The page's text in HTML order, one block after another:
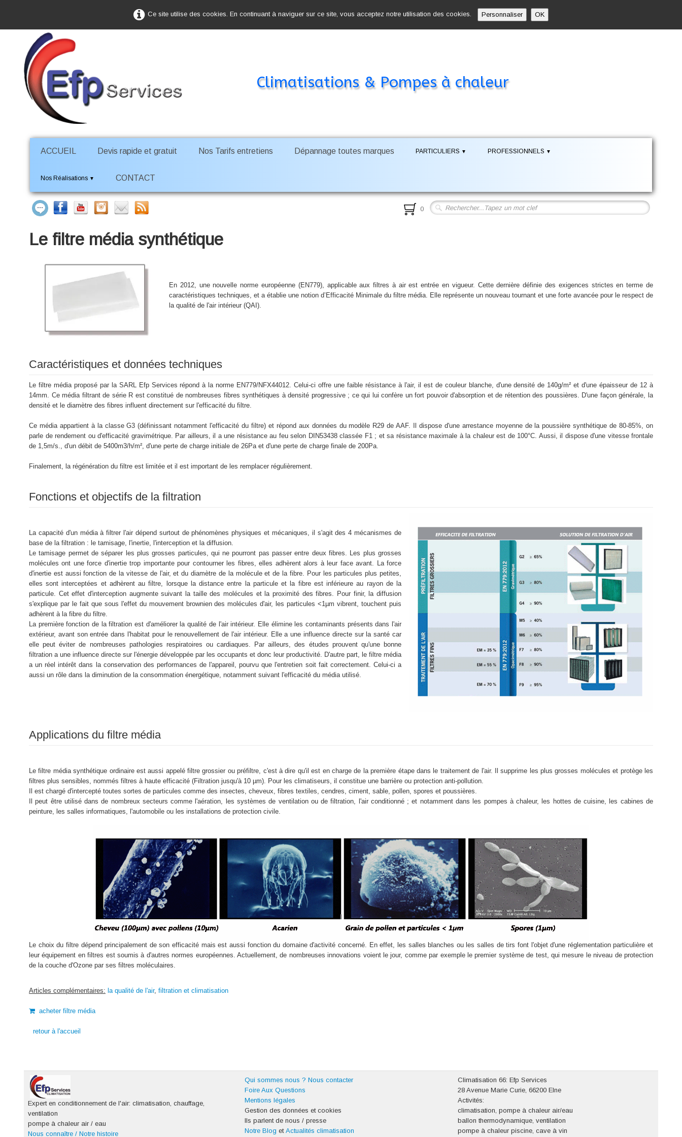
Ce site utilise des cookies. En continuant à naviguer sur ce site, vous acceptez notre utilisation des cookies. Personnaliser OK
Climatisations & Pompes à chaleur
ACCUEIL Devis rapide et gratuit Nos Tarifs entretiens Dépannage toutes marques PARTICULIERS ▼ PROFESSIONNELS ▼
Nos Réalisations ▼ CONTACT
0
Le filtre média synthétique
En 2012, une nouvelle norme européenne (EN779), applicable aux filtres à air est entrée en vigueur. Cette dernière définie des exigences strictes en terme de
caractéristiques techniques, et a établie une notion d’Efficacité Minimale du filtre média. Elle représente un nouveau tournant et une forte avancée pour le respect de
la qualité de l'air intérieur (QAI).
Caractéristiques et données techniques
Le filtre média proposé par la SARL Efp Services répond à la norme EN779/NFX44012. Celui-ci offre une faible résistance à l'air, il est de couleur blanche, d'une densité de 140g/m² et d'une épaisseur de 12 à
14mm. Ce média filtrant de série R est constitué de nombreuses fibres synthétiques à densité progressive ; ce qui lui confère un fort pouvoir d'absorption et de rétention des poussières. D'une façon générale, la
densité et le diamètre des fibres influent directement sur l'efficacité du filtre.
Ce média appartient à la classe G3 (définissant notamment l'efficacité du filtre) et répond aux données du modèle R29 de AAF. Il dispose d'une arrestance moyenne de la poussière synthétique de 80-85%, on
parle de rendement ou d'efficacité gravimétrique. Par ailleurs, il a une résistance au feu selon DIN53438 classée F1 ; et sa résistance maximale à la chaleur est de 100°C. Aussi, il dispose d'une vitesse frontale
de 1,5m/s., d'un débit de 5400m3/h/m², d'une perte de charge initiale de 26Pa et d'une perte de charge finale de 200Pa.
Finalement, la régénération du filtre est limitée et il est important de les remplacer régulièrement.
Fonctions et objectifs de la filtration
La capacité d'un média à filtrer l'air dépend surtout de phénomènes physiques et mécaniques, il s'agit des 4 mécanismes de
base de la filtration : le tamisage, l'inertie, l'interception et la diffusion.
Le tamisage permet de séparer les plus grosses particules, qui ne pourront pas passer entre deux fibres. Les plus grosses
molécules ont une force d'inertie trop importante pour contourner les fibres, elles adhèrent alors à leur face avant. La force
d'inertie est aussi fonction de la vitesse de l'air, et du diamètre de la molécule et de la fibre. Pour les particules plus petites,
elles sont interceptées et adhèrent au filtre, lorsque la distance entre la particule et la fibre est inférieure au rayon de la
particule. Cet effet d'interception augmente suivant la taille des molécules et la proximité des fibres. Pour finir, la diffusion
s'explique par le fait que sous l'effet du mouvement brownien des molécules d'air, les particules <1µm vibrent, touchent puis
adhèrent à la fibre du filtre.
La première fonction de la filtration est d'améliorer la qualité de l'air intérieur. Elle élimine les contaminants présents dans l'air
extérieur, avant son entrée dans l'habitat pour le renouvellement de l'air intérieur. Elle a une influence directe sur la santé car
elle peut éviter de nombreuses pathologies respiratoires ou cardiaques. Par ailleurs, des études prouvent qu'une bonne
filtration a une influence directe sur l'énergie développée par les occupants et donc leur productivité. D'autre part, le filtre média
a un réel intérêt dans la conservation des performances de l'appareil, pourvu que l'entretien soit fait correctement. Celui-ci a
aussi un rôle dans la diminution de la consommation énergétique, notamment suivant l'efficacité du média utilisé.
Applications du filtre média
Le filtre média synthétique ordinaire est aussi appelé filtre grossier ou préfiltre, c'est à dire qu'il est en charge de la première étape dans le traitement de l'air. Il supprime les plus grosses molécules et protège les
filtres plus sensibles, nommés filtres à haute efficacité (Filtration jusqu'à 10 µm). Pour les climatiseurs, il constitue une barrière ou protection anti-pollution.
Il est chargé d'intercepté toutes sortes de particules comme des insectes, cheveux, fibres textiles, cendres, ciment, sable, pollen, spores et poussières.
Il peut être utilisé dans de nombreux secteurs comme l'aération, les systèmes de ventilation ou de filtration, l'air conditionné ; et notamment dans les pompes à chaleur, les hottes de cuisine, les cabines de
peinture, les salles informatiques, l'automobile ou les installations de protection civile.
Le choix du filtre dépend principalement de son efficacité mais est aussi fonction du domaine d'activité concerné. En effet, les salles blanches ou les salles de tirs font l'objet d'une réglementation particulière et
leur équipement en filtres est soumis à d'autres normes européennes. Actuellement, de nombreuses innovations voient le jour, comme par exemple le premier système de test, qui mesure le niveau de protection
de la couche d'Ozone par ses filtres moléculaires.
Articles complémentaires: la qualité de l'air, filtration et climatisation
acheter filtre média
retour à l'accueil
Expert en conditionnement de l'air: climatisation, chauffage,
ventilation
pompe à chaleur air / eau
Nous connaître / Notre histoire
Qui sommes nous ? Nous contacter
Foire Aux Questions
Mentions légales
Gestion des données et cookies
Ils parlent de nous / presse
Notre Blog etActualités climatisation
Climatisation 66: Efp Services
28 Avenue Marie Curie, 66200 Elne
Activités:
climatisation, pompe à chaleur air/eau
ballon thermodynamique, ventilation
pompe à chaleur piscine, cave à vin